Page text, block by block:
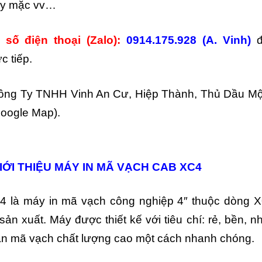
mặc vv…
số điện thoại (Zalo): 0914.175.928 (A. Vinh)
tiếp.
Ty TNHH Vinh An Cư, Hiệp Thành, Thủ Dầu
Map).
THIỆU MÁY IN MÃ VẠCH CAB XC4
là máy in mã vạch công nghiệp 4″ thuộc dòng
xuất. Máy được thiết kế với tiêu chí: rẻ, bền,
mã vạch chất lượng cao một cách nhanh chóng.